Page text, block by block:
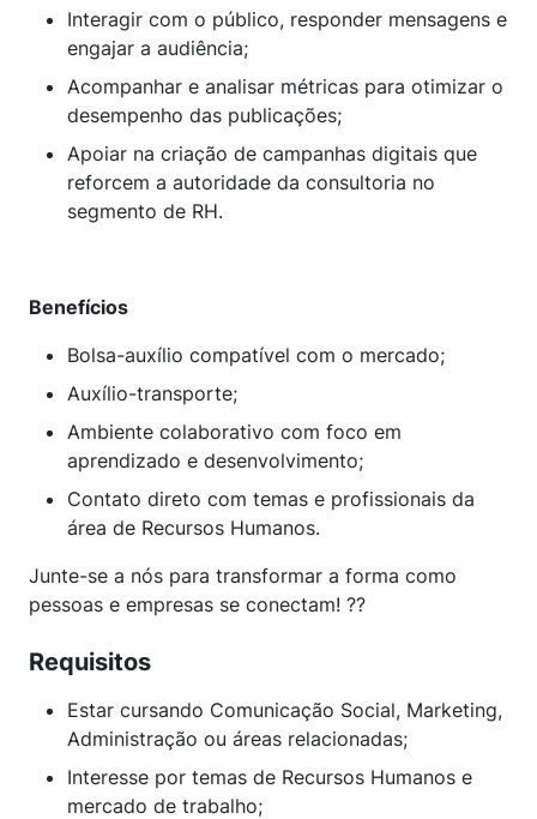
Interagir com o público, responder mensagens e
engajar a audiência;
Acompanhar e analisar métricas para otimizar o
desempenho das publicações;
Apoiar na criação de campanhas digitais que
reforcem a autoridade da consultoria no
segmento de RH.
Benefícios
Bolsa-auxílio compatível com o mercado;
Auxílio-transporte;
Ambiente colaborativo com foco em
aprendizado e desenvolvimento;
Contato direto com temas e profissionais da
área de Recursos Humanos.
Junte-se a nós para transformar a forma como
pessoas e empresas se conectam! ??
Requisitos
Estar cursando Comunicação Social, Marketing,
Administração ou áreas relacionadas;
Interesse por temas de Recursos Humanos e
mercado de trabalho;